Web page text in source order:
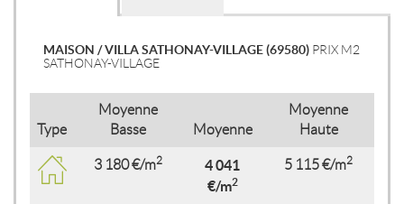
MAISON / VILLA SATHONAY-VILLAGE (69580) PRIX M2
SATHONAY-VILLAGE
Type
Moyenne
Basse
Moyenne
Moyenne
Haute
3 180 €/m2
4 041
€/m2
5 115 €/m2